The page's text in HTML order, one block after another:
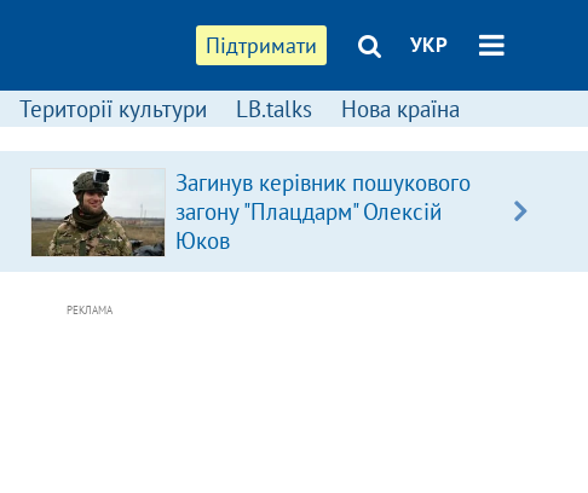
Підтримати УКР
Території культури LB.talks Нова країна
Загинув керівник пошукового
загону "Плацдарм" Олексій
Юков
РЕКЛАМА